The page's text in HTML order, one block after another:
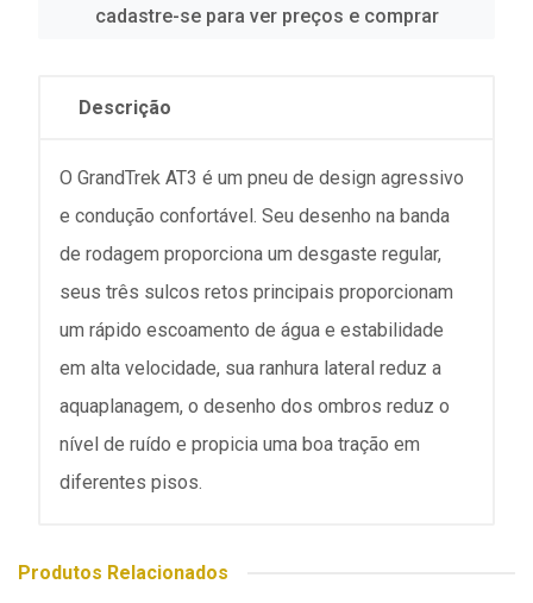
cadastre-se para ver preços e comprar
Descrição
O GrandTrek AT3 é um pneu de design agressivo
e condução confortável. Seu desenho na banda
de rodagem proporciona um desgaste regular,
seus três sulcos retos principais proporcionam
um rápido escoamento de água e estabilidade
em alta velocidade, sua ranhura lateral reduz a
aquaplanagem, o desenho dos ombros reduz o
nível de ruído e propicia uma boa tração em
diferentes pisos.
Produtos Relacionados